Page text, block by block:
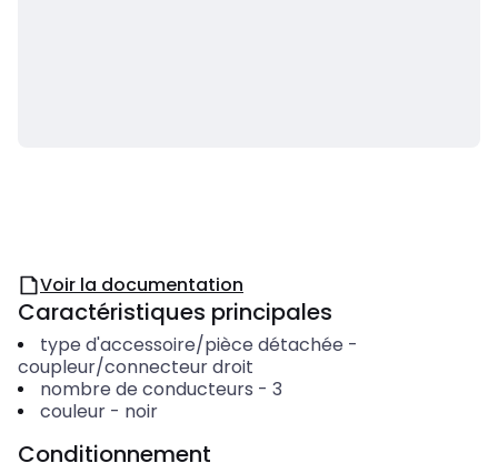
Voir la documentation
Caractéristiques principales
type d'accessoire/pièce détachée -
coupleur/connecteur droit
nombre de conducteurs - 3
couleur- noir
Conditionnement